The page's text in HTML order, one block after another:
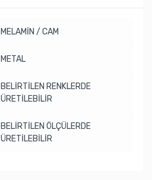
MELAMİN / CAM
METAL
BELİRTİLEN RENKLERDE
ÜRETİLEBİLİR
BELİRTİLEN ÖLÇÜLERDE
ÜRETİLEBİLİR